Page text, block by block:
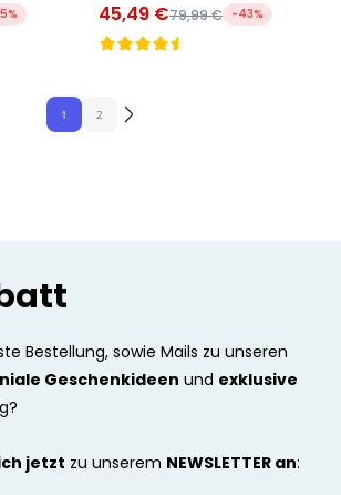
45,49 €79,99 € -43%
1 2
Bestellung, sowie Mails zu unseren
Geschenkideen und exklusive
jetzt zu unserem NEWSLETTER an: